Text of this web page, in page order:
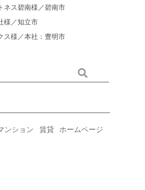
ネス碧南様／碧南市
様／知立市
ス様／本社：豊明市
ンション 賃貸
ホームページ